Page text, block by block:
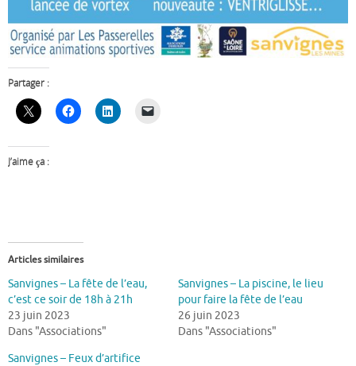
Partager :
J’aime ça :
Articles similaires
Sanvignes – La fête de l’eau,
c’est ce soir de 18h à 21h
23 juin 2023
Dans "Associations"
Sanvignes – La piscine, le lieu
pour faire la fête de l’eau
26 juin 2023
Dans "Associations"
Sanvignes – Feux d’artifice